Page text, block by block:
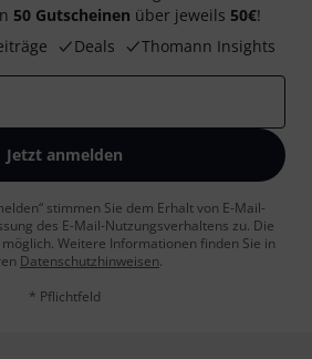
50 Gutscheinen über jeweils 50€!
Deals Thomann Insights
Jetzt anmelden
stimmen Sie dem Erhalt von E-Mail-
des E-Mail-Nutzungsverhaltens zu. Die
Weitere Informationen finden Sie in
Datenschutzhinweisen.
* Pflichtfeld